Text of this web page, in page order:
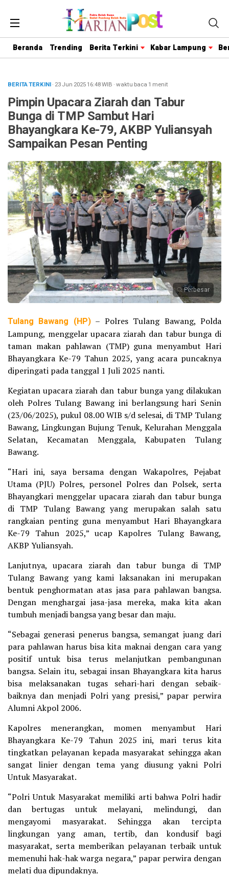
Beranda Trending Berita Terkini Kabar Lampung
BERITA TERKINI· 23 Jun 202516:48WIB ·waktu baca 1 menit
Pimpin Upacara Ziarah dan Tabur
Bunga di TMP Sambut Hari
Bhayangkara Ke-79, AKBP Yuliansyah
Sampaikan Pesan Penting
Perbesar
Tulang Bawang (HP)– Polres Tulang Bawang, Polda
Lampung, menggelar upacara ziarah dan tabur bunga di
taman makan pahlawan (TMP) guna menyambut Hari
Bhayangkara Ke-79 Tahun 2025, yang acara puncaknya
diperingati pada tanggal 1 Juli 2025 nanti.
Kegiatan upacara ziarah dan tabur bunga yang dilakukan
oleh Polres Tulang Bawang ini berlangsung hari Senin
(23/06/2025), pukul 08.00 WIB s/d selesai, di TMP Tulang
Bawang, Lingkungan Bujung Tenuk, Kelurahan Menggala
Selatan, Kecamatan Menggala, Kabupaten Tulang
Bawang.
“Hari ini, saya bersama dengan Wakapolres, Pejabat
Utama (PJU) Polres, personel Polres dan Polsek, serta
Bhayangkari menggelar upacara ziarah dan tabur bunga
di TMP Tulang Bawang yang merupakan salah satu
rangkaian penting guna menyambut Hari Bhayangkara
Ke-79 Tahun 2025,” ucap Kapolres Tulang Bawang,
AKBP Yuliansyah.
Lanjutnya, upacara ziarah dan tabur bunga di TMP
Tulang Bawang yang kami laksanakan ini merupakan
bentuk penghormatan atas jasa para pahlawan bangsa.
Dengan menghargai jasa-jasa mereka, maka kita akan
tumbuh menjadi bangsa yang besar dan maju.
“Sebagai generasi penerus bangsa, semangat juang dari
para pahlawan harus bisa kita maknai dengan cara yang
positif untuk bisa terus melanjutkan pembangunan
bangsa. Selain itu, sebagai insan Bhayangkara kita harus
bisa melaksanakan tugas sehari-hari dengan sebaik-
baiknya dan menjadi Polri yang presisi,” papar perwira
Alumni Akpol 2006.
Kapolres menerangkan, momen menyambut Hari
Bhayangkara Ke-79 Tahun 2025 ini, mari terus kita
tingkatkan pelayanan kepada masyarakat sehingga akan
sangat linier dengan tema yang diusung yakni Polri
Untuk Masyarakat.
“Polri Untuk Masyarakat memiliki arti bahwa Polri hadir
dan bertugas untuk melayani, melindungi, dan
mengayomi masyarakat. Sehingga akan tercipta
lingkungan yang aman, tertib, dan kondusif bagi
masyarakat, serta memberikan pelayanan terbaik untuk
memenuhi hak-hak warga negara,” papar perwira dengan
melati dua dipundaknya.